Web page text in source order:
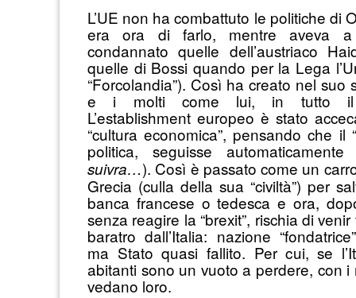
L’UE non ha combattuto le politiche di
era ora di farlo, mentre aveva
condannato quelle dell’austriaco
quelle di Bossi quando per la Lega
“Forcolandia”). Così ha creato nel suo
e i molti come lui, in tutto il
L’establishment europeo è stato
“cultura economica”, pensando che il
politica, seguisse
suivra…). Così è passato come un
Grecia (culla della sua “civiltà”) per
banca francese o tedesca e ora,
senza reagire la “brexit”, rischia di
baratro dall’Italia: nazione
ma Stato quasi fallito. Per cui, se
abitanti sono un vuoto a perdere, con i
vedano loro.